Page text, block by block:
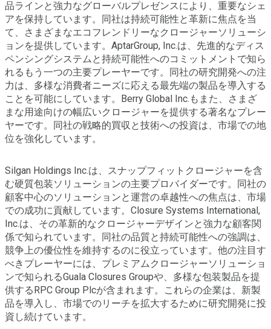
品ラインと強力なグローバルプレゼンスにより、重要なシェ
アを保持しています。同社は持続可能性と革新に焦点を当
て、さまざまなエコフレンドリーなクロージャーソリューシ
ョンを提供しています。AptarGroup, Inc.は、先進的なディス
ペンシングシステムと持続可能性へのコミットメントで知ら
れるもう一つの主要プレーヤーです。同社の研究開発への注
力は、多様な消費者ニーズに応える最先端の製品を導入する
ことを可能にしています。Berry Global Inc.もまた、さまざ
まな用途向けの幅広いクロージャーを提供する著名なプレー
ヤーです。同社の戦略的買収と技術への投資は、市場での地
位を強化しています。
Silgan Holdings Inc.は、スナップフィットクロージャーを含
む硬質包装ソリューションの主要プロバイダーです。同社の
顧客中心のソリューションと運営の卓越性への焦点は、市場
での成功に貢献しています。Closure Systems International,
Inc.は、その革新的なクロージャーデザインと強力な顧客関
係で知られています。同社の品質と持続可能性への強調は、
競争上の優位性を維持するのに役立っています。他の注目す
べきプレーヤーには、プレミアムクロージャーソリューショ
ンで知られるGuala Closures Groupや、多様な包装製品を提
供するRPC Group Plcが含まれます。これらの企業は、新製
品を導入し、市場でのリーチを拡大するために研究開発に投
資し続けています。